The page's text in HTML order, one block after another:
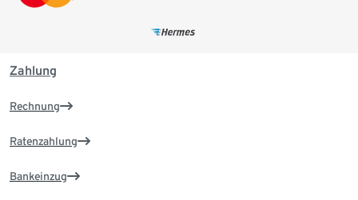
Zahlung
Rechnung
Ratenzahlung
Bankeinzug